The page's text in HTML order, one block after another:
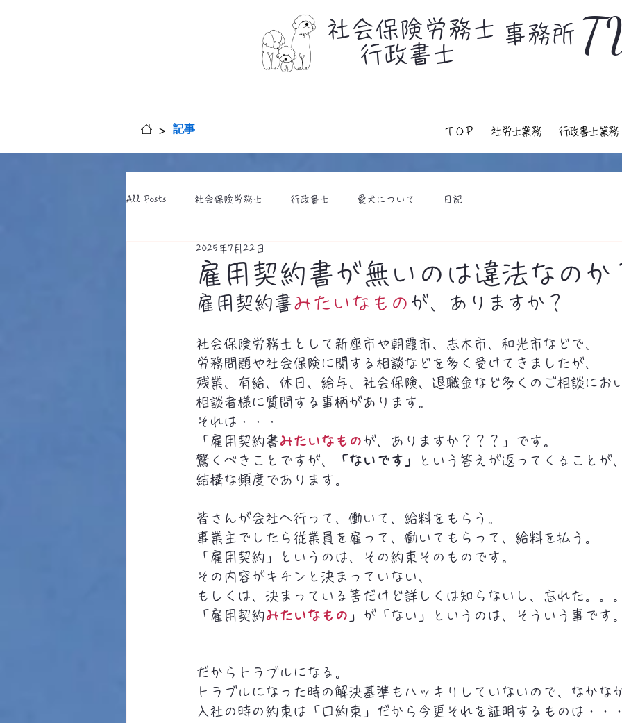
社会保険労務士
行政書士
​事務所
> 記事 ＴＯＰ 社労士業務 行政書士業務
All Posts 社会保険労務士 行政書士 愛犬について 日記
雇用契約書が無いのは違法なのか
2025年7月22日
雇用契約書みたいなもの が、ありますか？
社会保険労務士として新座市や朝霞市、志木市、和光市などで、
労務問題や社会保険に関する相談などを多く受けてきましたが、
残業、有給、休日、給与、社会保険、退職金など多くのご相談にお
相談者様に質問する事柄があります。
それは・・・
「雇用契約書 みたいなもの が、ありますか？？？」です。
驚くべきことですが、
「ないです」
という答えが返ってくることが
結構な頻度であります。
皆さんが会社へ行って、働いて、給料をもらう。
事業主でしたら従業員を雇って、働いてもらって、給料を払う。
「雇用契約」というのは、その約束そのものです。
その内容がキチンと決まっていない、
もしくは、決まっている筈だけど詳しくは知らないし、忘れた。。
「雇用契約みたいなもの 」が「ない」というのは、そういう事です
だからトラブルになる。
トラブルになった時の解決基準もハッキリしていないので、なかな
入社の時の約束は「口約束」だから今更それを証明するものは・・